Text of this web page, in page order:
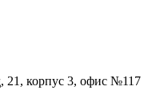
21, корпус 3, офис №117